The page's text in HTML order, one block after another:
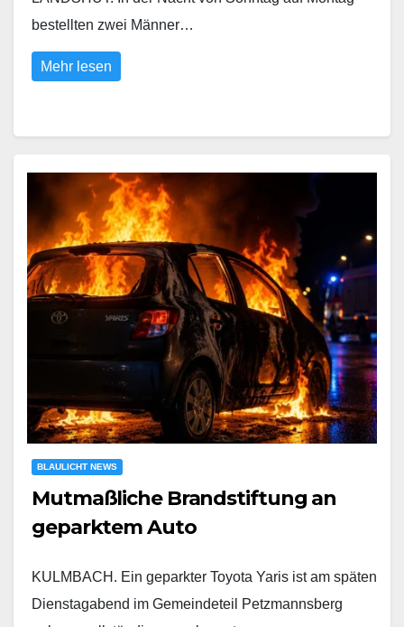
bestellten zwei Männer…
Mehr lesen
BLAULICHT NEWS
Mutmaßliche Brandstiftung an
geparktem Auto
KULMBACH. Ein geparkter Toyota Yaris ist am späten
Dienstagabend im Gemeindeteil Petzmannsberg